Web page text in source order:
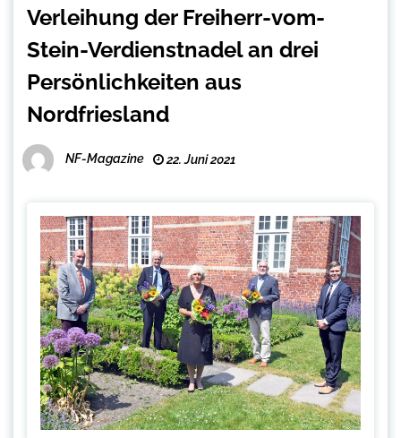
Verleihung der Freiherr-vom-
Stein-Verdienstnadel an drei
Persönlichkeiten aus
Nordfriesland
NF-Magazine 22. Juni 2021